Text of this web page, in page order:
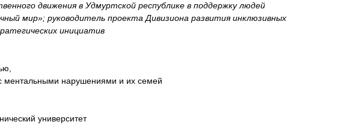
движения в Удмуртской республике в поддержку людей
мир»; руководитель проекта Дивизиона развития инклюзивных
инициатив
нарушениями и их семей
университет